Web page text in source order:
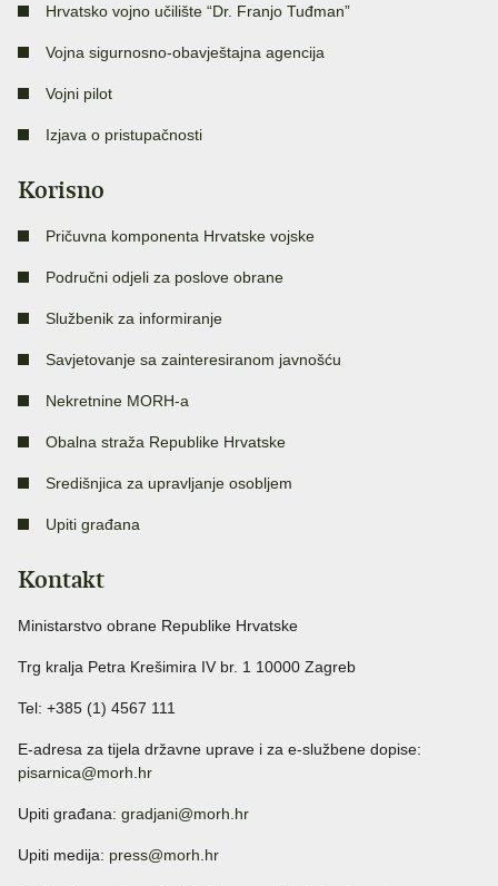
Hrvatsko vojno učilište “Dr. Franjo Tuđman”
Vojna sigurnosno-obavještajna agencija
Vojni pilot
Izjava o pristupačnosti
Korisno
Pričuvna komponenta Hrvatske vojske
Područni odjeli za poslove obrane
Službenik za informiranje
Savjetovanje sa zainteresiranom javnošću
Nekretnine MORH-a
Obalna straža Republike Hrvatske
Središnjica za upravljanje osobljem
Upiti građana
Kontakt
Ministarstvo obrane Republike Hrvatske
Trg kralja Petra Krešimira IV br. 1 10000 Zagreb
Tel: +385 (1) 4567 111
E-adresa za tijela državne uprave i za e-službene dopise:
pisarnica@morh.hr
Upiti građana: gradjani@morh.hr
Upiti medija: press@morh.hr